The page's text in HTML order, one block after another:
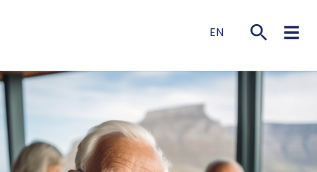
EN